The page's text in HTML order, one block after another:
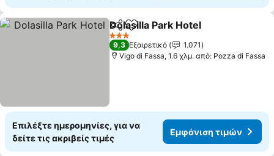
Κοινοποίηση
Προσθήκη στα αγαπημένα
Dolasilla Park Hotel
3 Αστέρια
9,3 Εξαιρετικό
1.071
Vigo di Fassa, 1.6 χλμ. από: Pozza di Fassa
Επιλέξτε ημερομηνίες, για να
δείτε τις ακριβείς τιμές
Εμφάνιση τιμών